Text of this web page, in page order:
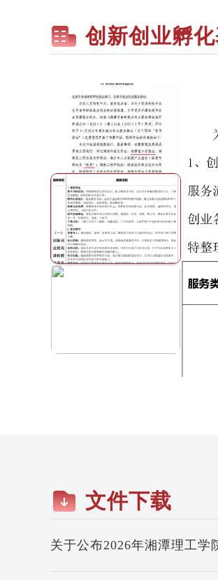
创新创业孵
湘潭理工学院创新创业
指南
2025.11.27
为有力推进学校创新创业教
践，学校为大学生提供以下
业相关服务:1、创新创业课
服务流程、2、青年驿站就创
服务流程、3、创新创业训练
4、创新创业训练项目服务流
5、校园创新创业集市服务流
文件下载
关于公布2026年湘潭理工学